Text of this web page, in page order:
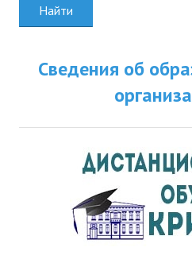
Найти
Сведения об